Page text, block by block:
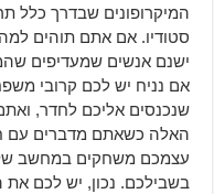
המיקרופונים שבדרך כלל
סטודיו. אם אתם תוהים
ישנם אנשים שמעדיפים
אם נניח יש לכם קרובי
שנכנסים אליכם לחדר,
האלה כשאתם מדברים עם
עצמכם משחקים במחשב
בשבילכם. נכון, יש לכם את